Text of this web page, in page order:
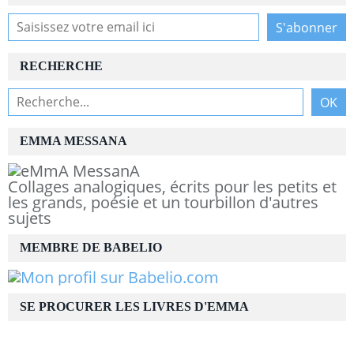
RECHERCHE
EMMA MESSANA
Collages analogiques, écrits pour les petits et
les grands, poésie et un tourbillon d'autres
sujets
MEMBRE DE BABELIO
SE PROCURER LES LIVRES D'EMMA